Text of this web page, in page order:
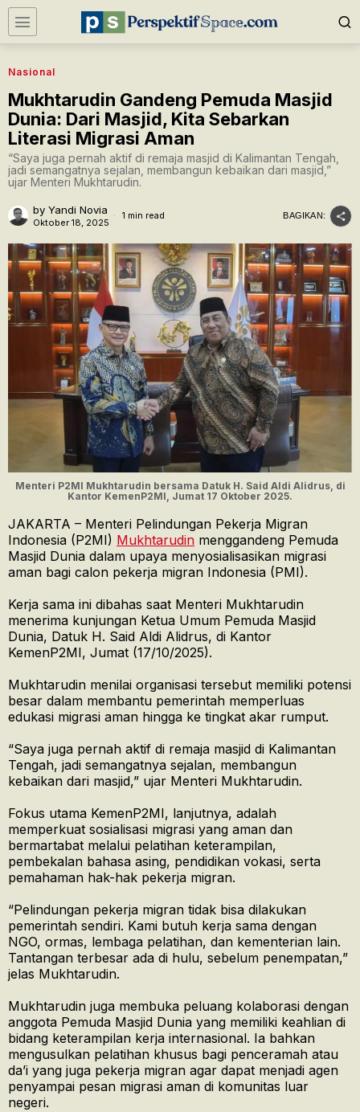
Nasional
Mukhtarudin Gandeng Pemuda Masjid
Dunia: Dari Masjid, Kita Sebarkan
Literasi Migrasi Aman
“Saya juga pernah aktif di remaja masjid di Kalimantan Tengah,
jadi semangatnya sejalan, membangun kebaikan dari masjid,”
ujar Menteri Mukhtarudin.
by Yandi Novia
Oktober 18, 2025
1 min read BAGIKAN:
Menteri P2MI Mukhtarudin bersama Datuk H. Said Aldi Alidrus, di
Kantor KemenP2MI, Jumat 17 Oktober 2025.
JAKARTA – Menteri Pelindungan Pekerja Migran
Indonesia (P2MI) Mukhtarudin menggandeng Pemuda
Masjid Dunia dalam upaya menyosialisasikan migrasi
aman bagi calon pekerja migran Indonesia (PMI).
Kerja sama ini dibahas saat Menteri Mukhtarudin
menerima kunjungan Ketua Umum Pemuda Masjid
Dunia, Datuk H. Said Aldi Alidrus, di Kantor
KemenP2MI, Jumat (17/10/2025).
Mukhtarudin menilai organisasi tersebut memiliki potensi
besar dalam membantu pemerintah memperluas
edukasi migrasi aman hingga ke tingkat akar rumput.
“Saya juga pernah aktif di remaja masjid di Kalimantan
Tengah, jadi semangatnya sejalan, membangun
kebaikan dari masjid,” ujar Menteri Mukhtarudin.
Fokus utama KemenP2MI, lanjutnya, adalah
memperkuat sosialisasi migrasi yang aman dan
bermartabat melalui pelatihan keterampilan,
pembekalan bahasa asing, pendidikan vokasi, serta
pemahaman hak-hak pekerja migran.
“Pelindungan pekerja migran tidak bisa dilakukan
pemerintah sendiri. Kami butuh kerja sama dengan
NGO, ormas, lembaga pelatihan, dan kementerian lain.
Tantangan terbesar ada di hulu, sebelum penempatan,”
jelas Mukhtarudin.
Mukhtarudin juga membuka peluang kolaborasi dengan
anggota Pemuda Masjid Dunia yang memiliki keahlian di
bidang keterampilan kerja internasional. Ia bahkan
mengusulkan pelatihan khusus bagi penceramah atau
da’i yang juga pekerja migran agar dapat menjadi agen
penyampai pesan migrasi aman di komunitas luar
negeri.